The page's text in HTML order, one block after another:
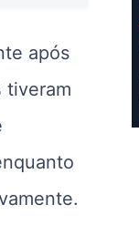
após
tiveram